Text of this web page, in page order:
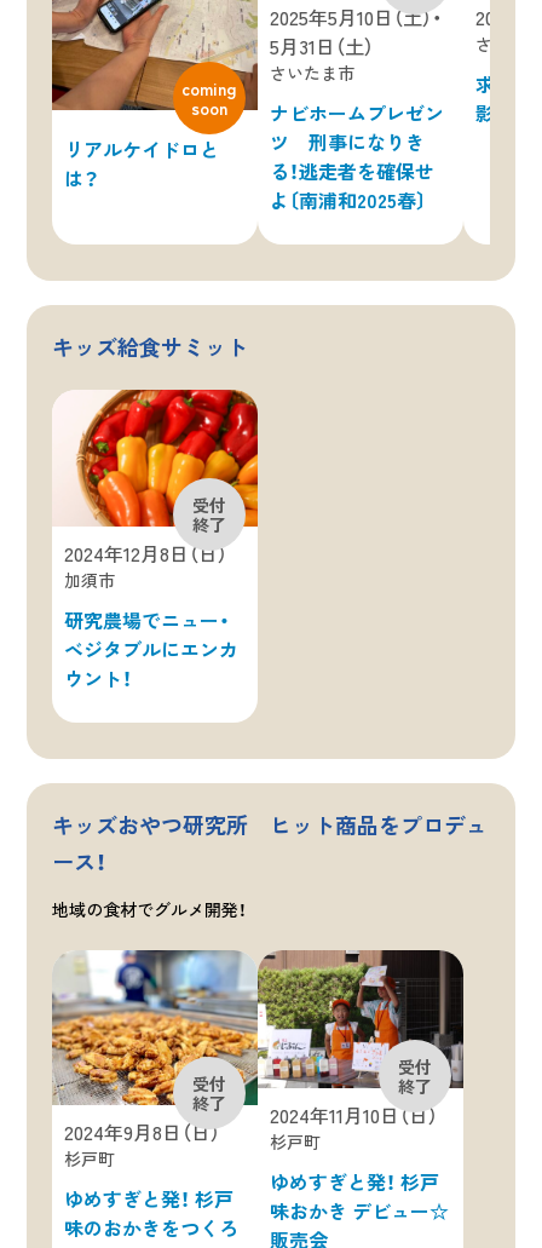
リアルケイドロと
は？
2025年5月10日（土）・
5月31日（土）
さいたま市
ナビホームプレゼン
ツ 刑事になりき
る！逃走者を確保せ
よ〔南浦和2025春〕
2024年
さいた
求む！
影in大
キッズ給食サミット
2024年12月8日（日）
加須市
研究農場でニュー・
ベジタブルにエンカ
ウント！
キッズおやつ研究所 ヒット商品をプロデュ
ース！
地域の食材でグルメ開発！
2024年9月8日（日）
杉戸町
ゆめすぎと発！ 杉戸
味のおかきをつくろ
2024年11月10日（日）
杉戸町
ゆめすぎと発！ 杉戸
味おかき デビュー☆
販売会